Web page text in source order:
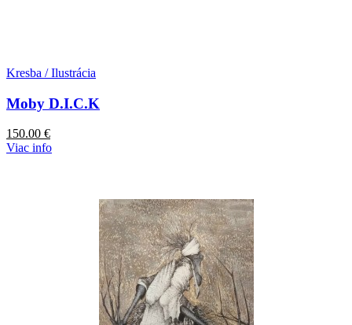
Kresba / Ilustrácia
Moby D.I.C.K
150.00 €
Viac info